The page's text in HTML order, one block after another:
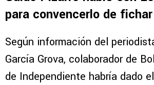
para convencerlo de
Según información del
García Grova, colaborador de
de Independiente habría dado